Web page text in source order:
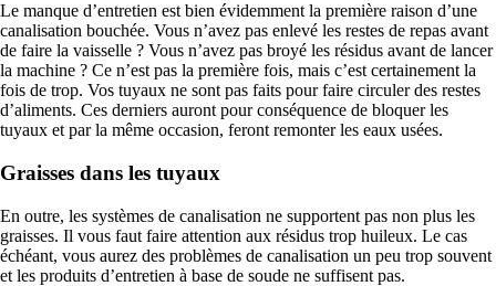
Le manque d’entretien est bien évidemment la première raison d’une
canalisation bouchée. Vous n’avez pas enlevé les restes de repas avant
de faire la vaisselle ? Vous n’avez pas broyé les résidus avant de lancer
la machine ? Ce n’est pas la première fois, mais c’est certainement la
fois de trop. Vos tuyaux ne sont pas faits pour faire circuler des restes
d’aliments. Ces derniers auront pour conséquence de bloquer les
tuyaux et par la même occasion, feront remonter les eaux usées.
Graisses dans les tuyaux
En outre, les systèmes de canalisation ne supportent pas non plus les
graisses. Il vous faut faire attention aux résidus trop huileux. Le cas
échéant, vous aurez des problèmes de canalisation un peu trop souvent
et les produits d’entretien à base de soude ne suffisent pas.